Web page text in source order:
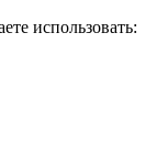
использовать: